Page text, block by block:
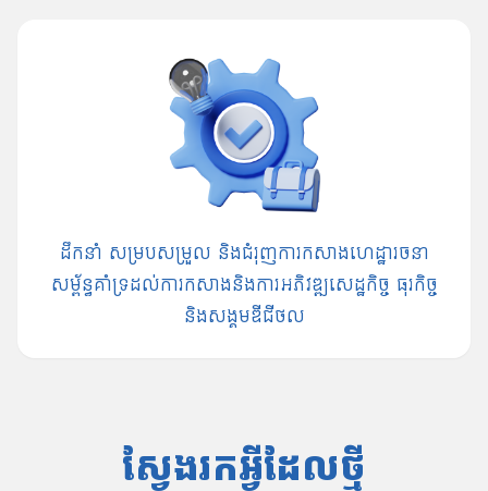
ដឹកនាំ សម្របសម្រួល និង​ជំរុញ​ការកសាង​ហេដ្ឋារចនា
សម្ព័ន្ធ​គាំទ្រ​ដល់​ការកសាង​និង​ការអភិវឌ្ឍសេដ្ឋកិច្ច ធុរកិច្ច
និង​សង្គមឌីជីថល
ស្វែងរកអ្វីដែលថ្មី